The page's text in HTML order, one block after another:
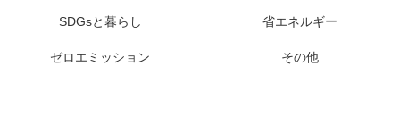
SDGsと暮らし 省エネルギー
ゼロエミッション その他